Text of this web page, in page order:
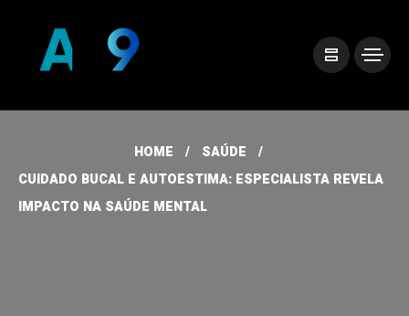
HOME
SAÚDE
CUIDADO BUCAL E AUTOESTIMA: ESPECIALISTA REVELA
IMPACTO NA SAÚDE MENTAL